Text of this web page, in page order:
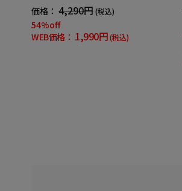
価格： 4,290円(税込)
54%off
WEB価格： 1,990円(税込)